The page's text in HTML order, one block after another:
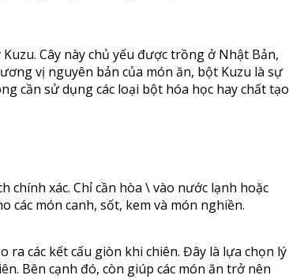
Cây này chủ yếu được trồng ở Nhật Bản,
vị nguyên bản của món ăn, bột Kuzu là sự
cần sử dụng các loại bột hóa học hay chất tạo
chính xác. Chỉ cần hòa \ vào nước lạnh hoặc
các món canh, sốt, kem và món nghiền.
ra các kết cấu giòn khi chiên. Đây là lựa chọn lý
Bên cạnh đó, còn giúp các món ăn trở nên